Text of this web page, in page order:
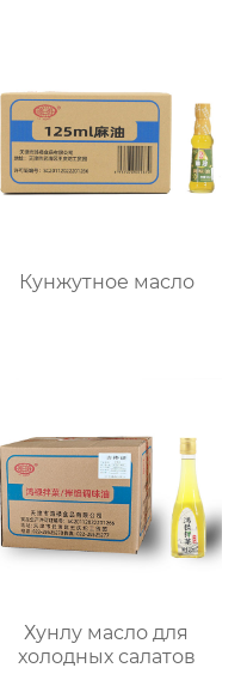
Кунжутное масло
Хунлу масло для
холодных салатов